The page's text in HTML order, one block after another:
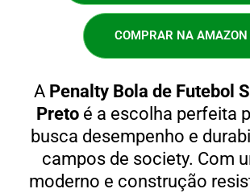
COMPRAR NA AMAZON
A Penalty Bola de Futebol
Preto é a escolha perfeita
busca desempenho e
campos de society. Com
moderno e construção